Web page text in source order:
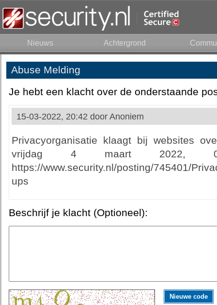
Nieuws Achtergrond
Abuse Melding
Je hebt een klacht over de onderstaande
15-03-2022, 20:42 door Anoniem
Privacyorganisatie klaagt bij websites
vrijdag 4 maart 2022,
https://www.security.nl/posting/745401/
ups
Beschrijf je klacht (Optioneel):
Nieuwe code